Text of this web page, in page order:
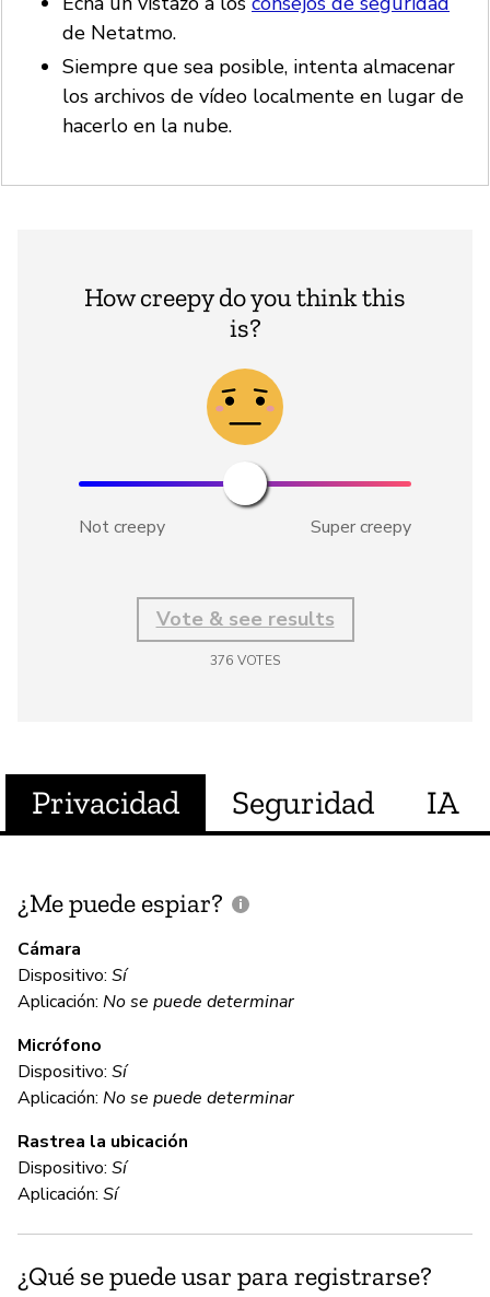
de Netatmo.
Siempre que sea posible, intenta almacenar
los archivos de vídeo localmente en lugar de
hacerlo en la nube.
How creepy do you think this
is?
Not creepy Super creepy
Vote & see results
376 VOTES
Privacidad Seguridad IA
¿Me puede espiar?
Cámara
Dispositivo: Sí
Aplicación: No se puede determinar
Micrófono
Dispositivo: Sí
Aplicación: No se puede determinar
Rastrea la ubicación
Dispositivo: Sí
Aplicación: Sí
¿Qué se puede usar para registrarse?